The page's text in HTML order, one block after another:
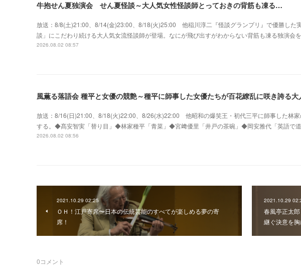
牛抱せん夏独演会 せん夏怪談～大人気女性怪談師とっておきの背筋も凍る…
放送：8/8(土)21:00、8/14(金)23:00、8/18(火)25:00 他稲川淳二『怪談グランプリ』で優勝した
談」にこだわり続ける大人気女流怪談師が登場。なにが飛び出すがわからない背筋も凍る独演会
2026.08.02 08:57
風薫る落語会 種平と女優の競艶～種平に師事した女優たちが百花繚乱に咲き誇る大
放送：8/16(日)21:00、8/18(火)22:00、8/26(水)22:00 他昭和の爆笑王・初代三平に師事した林
する。◆髙安智実「替り目」◆林家種平「青菜」◆宮﨑優里「井戸の茶碗」◆岡安雅代「英語で
2026.08.02 08:56
2021.10.29 02:25
ＯＨ！江戸寄席〜日本の伝統芸能のすべてが楽しめる夢の寄
席！
2021.10.29
春風亭正太
継ぐ決意を胸
0コメント